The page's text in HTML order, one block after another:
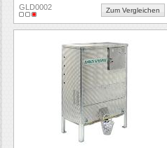
GLD0002 Zum Vergleichen